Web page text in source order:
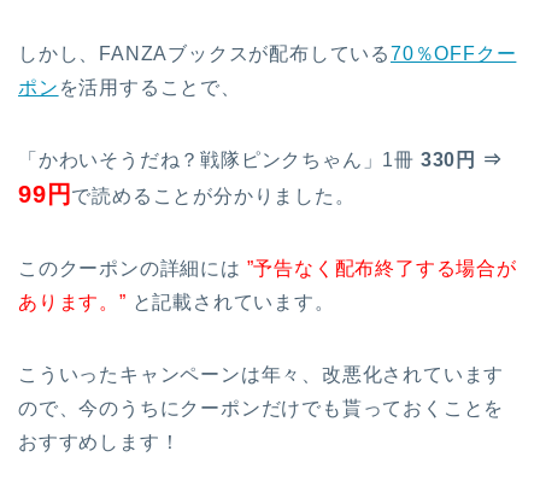
しかし、FANZAブックスが配布している70％OFFクー
ポン を活用することで、
「かわいそうだね？戦隊ピンクちゃん」1冊 330円 ⇒
99円 で読めることが分かりました。
このクーポンの詳細には ”予告なく配布終了する場合が
あります。” と記載されています。
こういったキャンペーンは年々、改悪化されています
ので、今のうちにクーポンだけでも貰っておくことを
おすすめします！